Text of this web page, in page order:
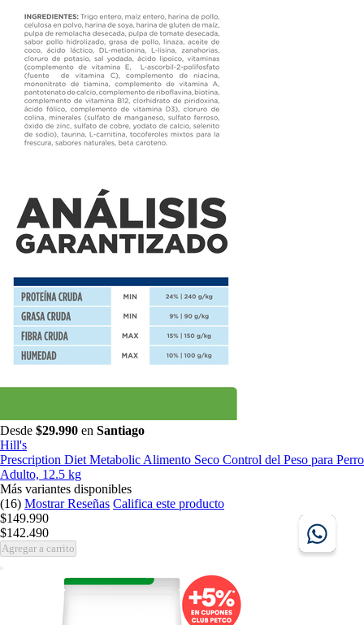
Desde $29.990 en Santiago
Hill's
Prescription Diet Metabolic Alimento Seco Control del Peso para Perro
Adulto, 12.5 kg
Más variantes disponibles
(16) Mostrar Reseñas Califica este producto
$149.990
$142.490
Agregar a carrito